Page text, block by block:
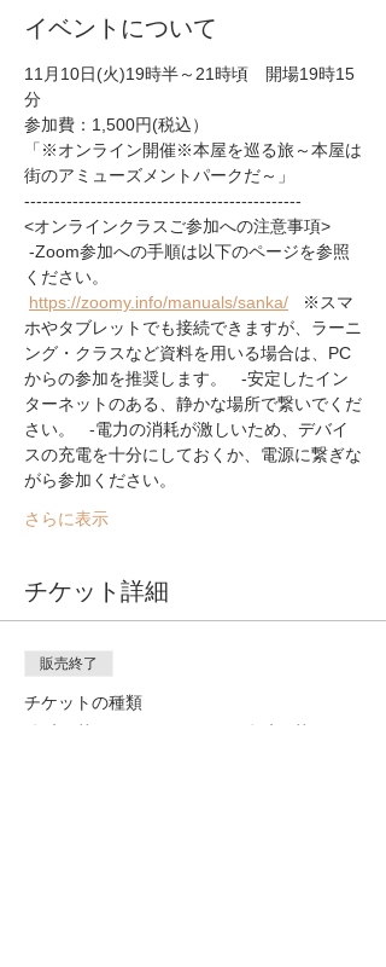
イベントについて
11月10日(火)19時半～21時頃　開場19時15
分
参加費：1,500円(税込）
「※オンライン開催※本屋を巡る旅～本屋は
街のアミューズメントパークだ～」
----------------------------------------------
<オンラインクラスご参加への注意事項>
-Zoom参加への手順は以下のページを参照
ください。
https://zoomy.info/manuals/sanka/ ※スマ
ホやタブレットでも接続できますが、ラーニ
ング・クラスなど資料を用いる場合は、PC
からの参加を推奨します。   -安定したイン
ターネットのある、静かな場所で繋いでくだ
さい。   -電力の消耗が激しいため、デバイ
スの充電を十分にしておくか、電源に繋ぎな
がら参加ください。
さらに表示
チケット詳細
販売終了
チケットの種類